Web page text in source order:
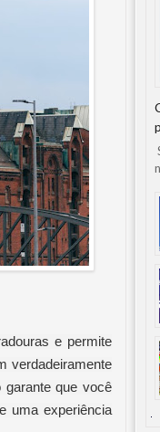
e permite
verdadeiramente
garante que você
uma experiência